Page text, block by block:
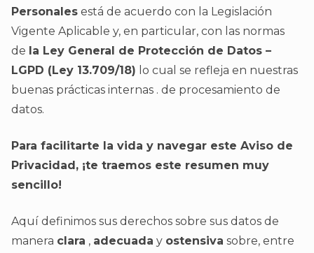
Personales está de acuerdo con la Legislación
Vigente Aplicable y, en particular, con las normas
de la Ley General de Protección de Datos –
LGPD (Ley 13.709/18) lo cual se refleja en nuestras
buenas prácticas internas . de procesamiento de
datos.
Para facilitarte la vida y navegar este Aviso de
Privacidad, ¡te traemos este resumen muy
sencillo!
Aquí definimos sus derechos sobre sus datos de
manera clara , adecuada y ostensiva sobre, entre